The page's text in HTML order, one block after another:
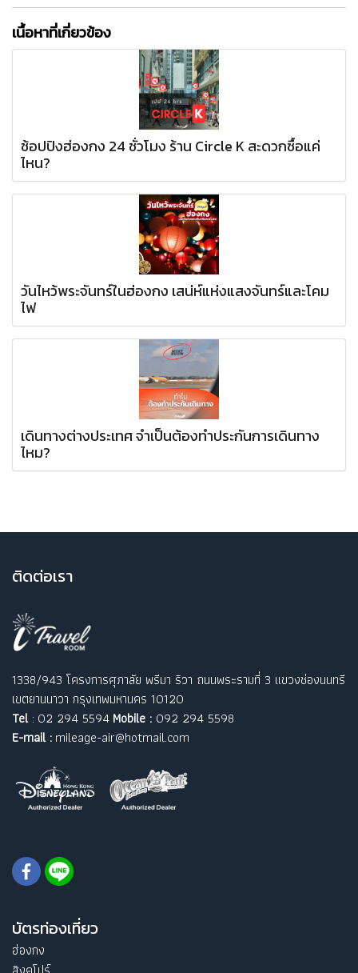
เนื้อหาที่เกี่ยวข้อง
ช้อปปิงฮ่องกง 24 ชั่วโมง ร้าน Circle K สะดวกซื้อแค่
ไหน?
วันไหว้พระจันทร์ในฮ่องกง เสน่ห์แห่งแสงจันทร์และโคม
ไฟ
เดินทางต่างประเทศ จำเป็นต้องทำประกันการเดินทาง
ไหม?
ติดต่อเรา
1338/943 โครงการศุภาลัย พรีมา ริวา ถนนพระรามที่ 3 แขวงช่องนนทรี
เขตยานนาวา กรุงเทพมหานคร 10120
Tel: 02 294 5594 Mobile : 092 294 5598
E-mail : mileage-air@hotmail.com
บัตรท่องเที่ยว
ฮ่องกง